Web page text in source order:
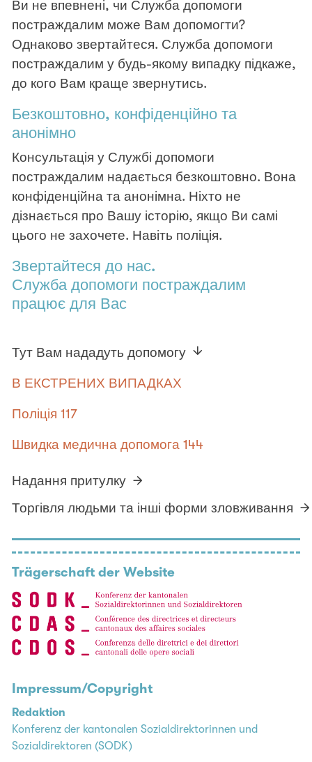
Ви не впевнені, чи Служба допомоги
постраждалим може Вам допомогти?
Однаково звертайтеся. Служба допомоги
постраждалим у будь-якому випадку підкаже,
до кого Вам краще звернутись.
Безкоштовно, конфіденційно та
анонімно
Консультація у Службі допомоги
постраждалим надається безкоштовно. Вона
конфіденційна та анонімна. Ніхто не
дізнається про Вашу історію, якщо Ви самі
цього не захочете. Навіть поліція.
Звертайтеся до нас.
Служба допомоги постраждалим
працює для Вас
Тут Вам нададуть допомогу
В ЕКСТРЕНИХ ВИПАДКАХ
Поліція 117
Швидка медична допомога 144
Надання притулку
Торгівля людьми та інші форми зловживання
Trägerschaft der Website
Impressum/Copyright
Redaktion
Konferenz der kantonalen Sozialdirektorinnen und
Sozialdirektoren (SODK)